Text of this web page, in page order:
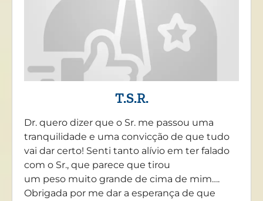
T.S.R.
Dr. quero dizer que o Sr. me passou uma
tranquilidade e uma convicção de que tudo
vai dar certo! Senti tanto alívio em ter falado
com o Sr., que parece que tirou
um peso muito grande de cima de mim….
Obrigada por me dar a esperança de que